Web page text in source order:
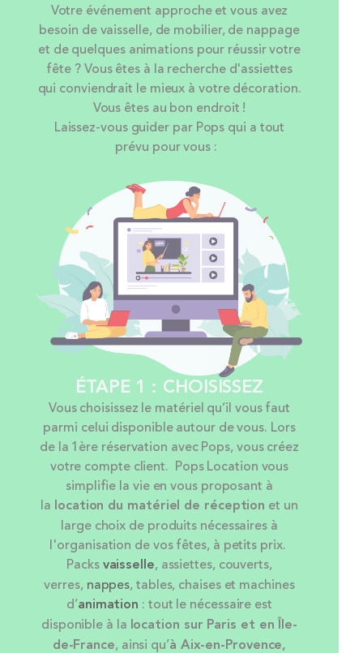
Votre événement approche et vous avez
besoin de vaisselle, de mobilier, de nappage
et de quelques animations pour réussir votre
fête ? Vous êtes à la recherche d'assiettes
qui conviendrait le mieux à votre décoration.
Vous êtes au bon endroit !
Laissez-vous guider par Pops qui a tout
prévu pour vous :
ÉTAPE 1 : CHOISISSEZ
Vous choisissez le matériel qu’il vous faut
parmi celui disponible autour de vous. Lors
de la 1ère réservation avec Pops, vous créez
votre compte client. Pops Location vous
simplifie la vie en vous proposant à
la location du matériel de réception et un
large choix de produits nécessaires à
l'organisation de vos fêtes, à petits prix.
Packsvaisselle, assiettes, couverts,
verres, nappes, tables, chaises et machines
d’animation : tout le nécessaire est
disponible à la location sur Paris et en Île-
de-France, ainsi qu’à Aix-en-Provence,